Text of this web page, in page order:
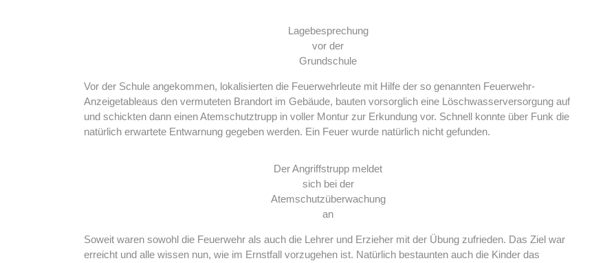
Lagebesprechung
vor der
Grundschule
Vor der Schule angekommen, lokalisierten die Feuerwehrleute mit Hilfe der so genannten Feuerwehr-
Anzeigetableaus den vermuteten Brandort im Gebäude, bauten vorsorglich eine Löschwasserversorgung auf
und schickten dann einen Atemschutztrupp in voller Montur zur Erkundung vor. Schnell konnte über Funk die
natürlich erwartete Entwarnung gegeben werden. Ein Feuer wurde natürlich nicht gefunden.
Der Angriffstrupp meldet
sich bei der
Atemschutzüberwachung
an
Soweit waren sowohl die Feuerwehr als auch die Lehrer und Erzieher mit der Übung zufrieden. Das Ziel war
erreicht und alle wissen nun, wie im Ernstfall vorzugehen ist. Natürlich bestaunten auch die Kinder das